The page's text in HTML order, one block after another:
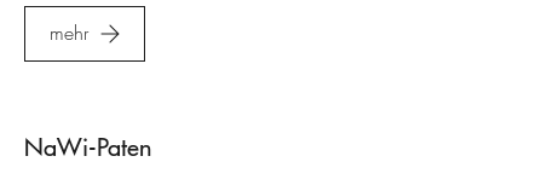
mehr
NaWi-Paten